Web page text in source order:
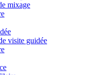
mixage
visite guidée